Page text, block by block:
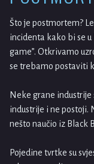
Što je postmortem?
incidenta kako bi se
game”. Otkrivamo
se trebamo postaviti
Neke grane
industrije i ne postoji.
nešto naučio iz Black
Pojedine tvrtke su